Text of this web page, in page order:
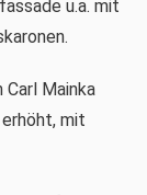
u.a. mit
Carl Mainka
mit